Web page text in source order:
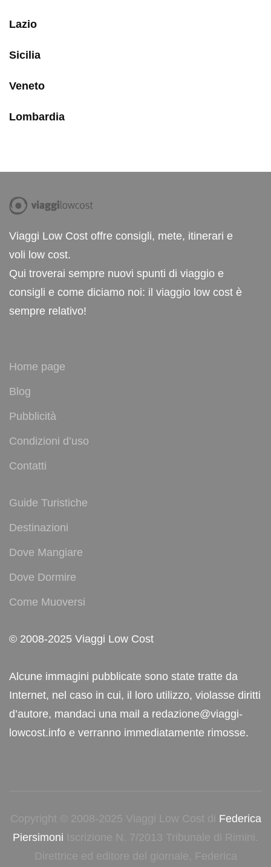
Lazio
Sicilia
Veneto
Lombardia
Viaggi Low Cost offre consigli, mete, itinerari e
voli low cost.
Qui troverai sempre nuovi spunti di viaggio e
consigli e come diciamo noi: il viaggio low cost è
sempre relativo!
Home page
Blog
Pubblicità
Condizioni d’uso
Contatti
Guide Turistiche
Destinazioni
Dove Mangiare
Dove Dormire
Come Muoversi
© 2008-2025 Viaggi Low Cost
Alcune immagini pubblicate sono state tratte da
Internet, nel caso in cui, il loro utilizzo, violasse diritti
d’autore, mandaci una mail a redazione@viaggi-
lowcost.info e verranno immediatamente rimosse.
Copyright © 2008-2025 Viaggi Low Cost di Federica
Piersimoni Iscrizione N. 7/2013 Tribunale di Rimini.
Direttrice ed editore del giornale, Federica